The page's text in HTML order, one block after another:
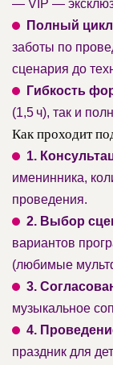
— VIP —
Полный
заботы по
сценария до
Гибкость
(1,5 ч), так и
Как проходит
1.
именинника,
проведения.
2. Выбор
вариантов
(любимые
3.
музыкальное
4.
праздник для